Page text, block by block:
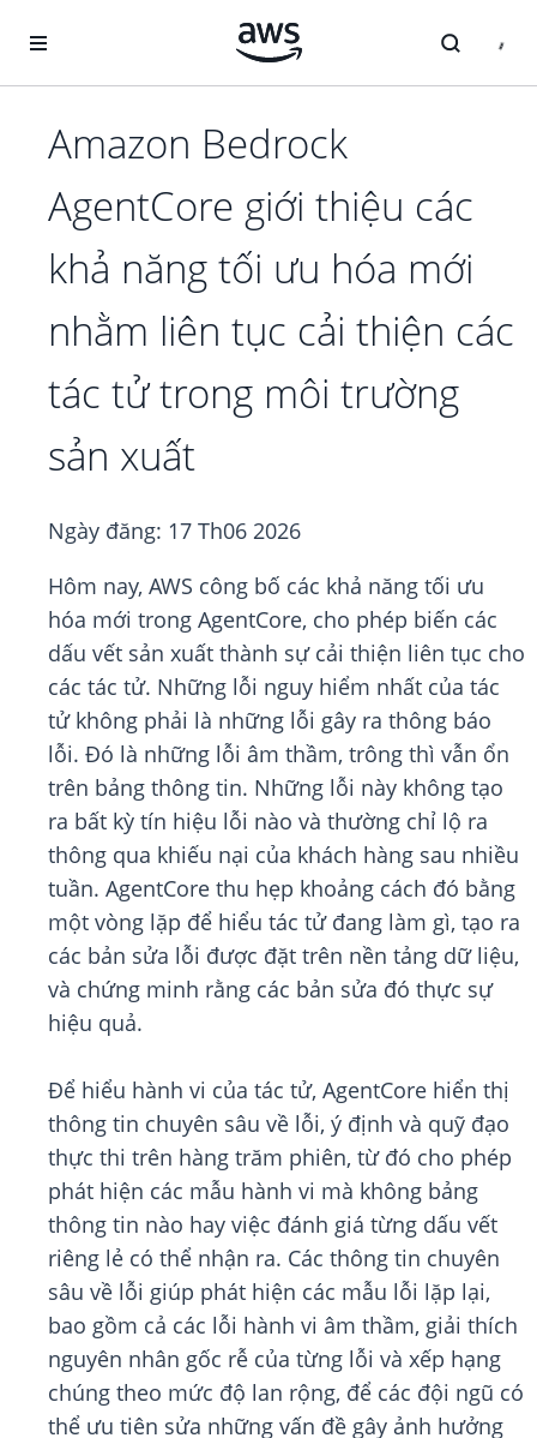
Amazon Bedrock
AgentCore giới thiệu các
khả năng tối ưu hóa mới
nhằm liên tục cải thiện các
tác tử trong môi trường
sản xuất
Ngày đăng: 17 Th06 2026
Hôm nay, AWS công bố các khả năng tối ưu
hóa mới trong AgentCore, cho phép biến các
dấu vết sản xuất thành sự cải thiện liên tục cho
các tác tử. Những lỗi nguy hiểm nhất của tác
tử không phải là những lỗi gây ra thông báo
lỗi. Đó là những lỗi âm thầm, trông thì vẫn ổn
trên bảng thông tin. Những lỗi này không tạo
ra bất kỳ tín hiệu lỗi nào và thường chỉ lộ ra
thông qua khiếu nại của khách hàng sau nhiều
tuần. AgentCore thu hẹp khoảng cách đó bằng
một vòng lặp để hiểu tác tử đang làm gì, tạo ra
các bản sửa lỗi được đặt trên nền tảng dữ liệu,
và chứng minh rằng các bản sửa đó thực sự
hiệu quả.
Để hiểu hành vi của tác tử, AgentCore hiển thị
thông tin chuyên sâu về lỗi, ý định và quỹ đạo
thực thi trên hàng trăm phiên, từ đó cho phép
phát hiện các mẫu hành vi mà không bảng
thông tin nào hay việc đánh giá từng dấu vết
riêng lẻ có thể nhận ra. Các thông tin chuyên
sâu về lỗi giúp phát hiện các mẫu lỗi lặp lại,
bao gồm cả các lỗi hành vi âm thầm, giải thích
nguyên nhân gốc rễ của từng lỗi và xếp hạng
chúng theo mức độ lan rộng, để các đội ngũ có
thể ưu tiên sửa những vấn đề gây ảnh hưởng